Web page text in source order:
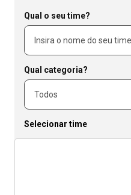
Qual o seu time?
Qual categoria?
Selecionar time